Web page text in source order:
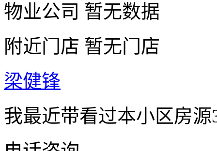
物业公司 暂无数据
附近门店 暂无门店
梁健锋
我最近带看过本小区房